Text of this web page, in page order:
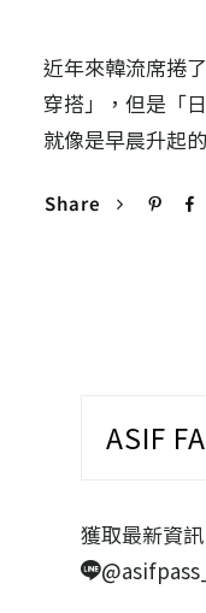
近年來韓流席捲
穿搭」，但是「
就像是早晨升起
Share
ASIF
獲取最新資訊